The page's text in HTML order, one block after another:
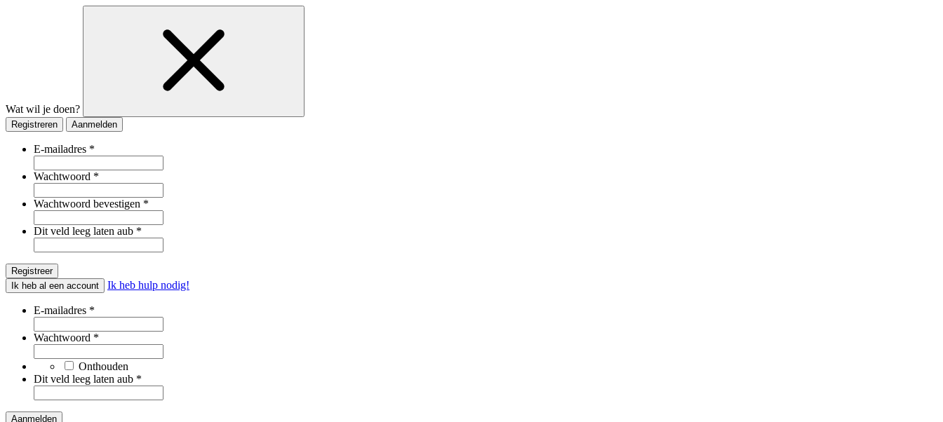
Wat wil je doen?
Registreren Aanmelden
E-mailadres *
Wachtwoord *
Wachtwoord bevestigen *
Dit veld leeg laten aub *
Ik heb al een account Ik heb hulp nodig!
E-mailadres *
Wachtwoord *
Onthouden
Dit veld leeg laten aub *